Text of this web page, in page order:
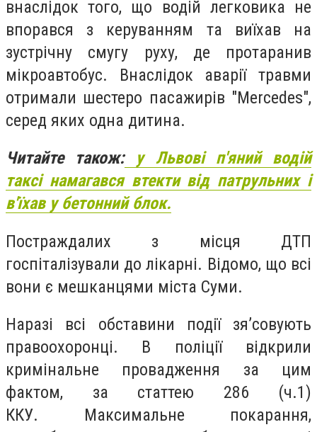
внаслідок того, що водій легковика не
впорався з керуванням та виїхав на
зустрічну смугу руху, де протаранив
мікроавтобус. Внаслідок аварії травми
отримали шестеро пасажирів "Mercedes",
серед яких одна дитина.
Читайте також:у Львові п'яний водій
таксі намагався втекти від патрульних і
в'їхав у бетонний блок.
Постраждалих з місця ДТП
госпіталізували до лікарні. Відомо, що всі
вони є мешканцями міста Суми.
Наразі всі обставини події зя’совують
правоохоронці. В поліції відкрили
кримінальне провадження за цим
фактом, за статтею 286 (ч.1)
ККУ. Максимальне покарання,